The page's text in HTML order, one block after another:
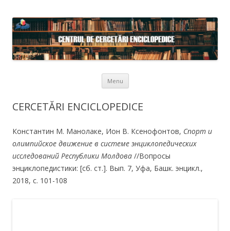
Menu Skip to content
CERCETĂRI ENCICLOPEDICE
Константин М. Манолаке, Ион В. Ксенофонтов, Спорт и
олимпийское движение в системе энциклопедических
исследований Республики Молдова //Вопросы
энциклопедистики: [сб. ст.]. Вып. 7, Уфа, Башк. энцикл.,
2018, c. 101-108